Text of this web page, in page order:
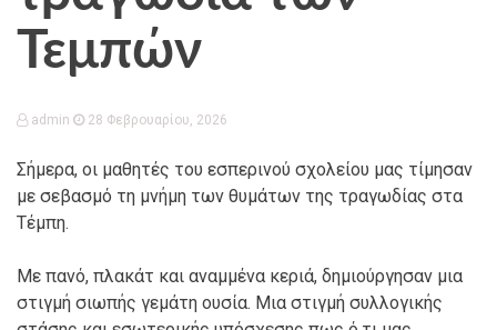
Τεμπών
admin 28 Φεβρουαρίου, 2026
Σήμερα, οι μαθητές του εσπερινού σχολείου μας τίμησαν
με σεβασμό τη μνήμη των θυμάτων της τραγωδίας στα
Τέμπη.
Με πανό, πλακάτ και αναμμένα κεριά, δημιούργησαν μια
στιγμή σιωπής γεμάτη ουσία. Μια στιγμή συλλογικής